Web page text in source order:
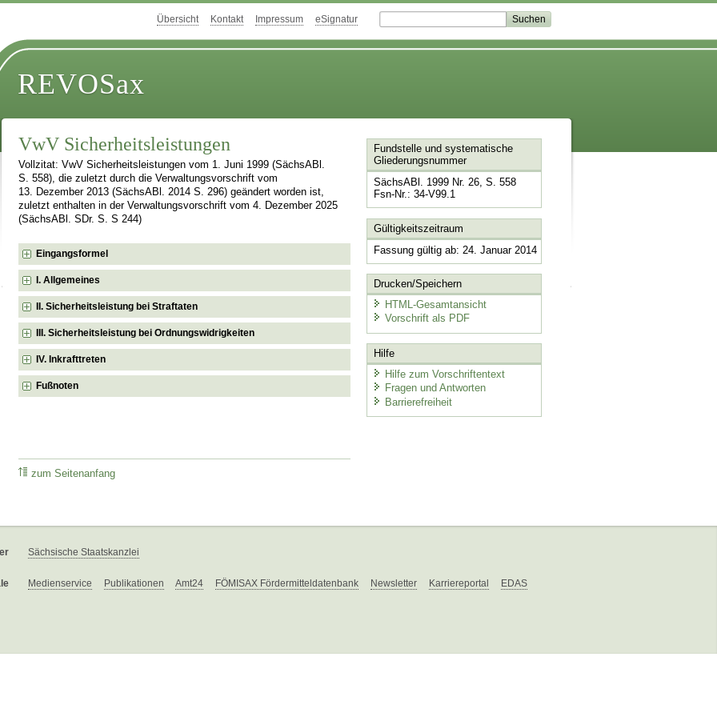
Übersicht Kontakt Impressum eSignatur
REVOSax
VwV Sicherheitsleistungen
Vollzitat: VwV Sicherheitsleistungen vom 1. Juni 1999 (SächsABl.
S. 558), die zuletzt durch die Verwaltungsvorschrift vom
13. Dezember 2013 (SächsABl. 2014 S. 296) geändert worden ist,
zuletzt enthalten in der Verwaltungsvorschrift vom 4. Dezember 2025
(SächsABl. SDr. S. S 244)
Eingangsformel
I. Allgemeines
II. Sicherheitsleistung bei Straftaten
III. Sicherheitsleistung bei Ordnungswidrigkeiten
IV. Inkrafttreten
Fußnoten
zum Seitenanfang
Fundstelle und systematische
Gliederungsnummer
SächsABl. 1999 Nr. 26, S. 558
Fsn-Nr.: 34-V99.1
Gültigkeitszeitraum
Fassung gültig ab: 24. Januar 2014
Drucken/Speichern
HTML-Gesamtansicht
Vorschrift als PDF
Hilfe
Hilfe zum Vorschriftentext
Fragen und Antworten
Barrierefreiheit
Sächsische Staatskanzlei
Medienservice Publikationen Amt24 FÖMISAX Fördermitteldatenbank Newsletter Karriereportal EDAS